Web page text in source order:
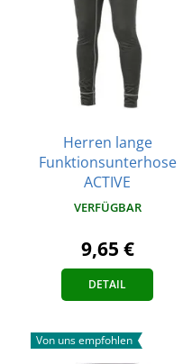
Herren lange
Funktionsunterhose
ACTIVE
VERFÜGBAR
9,65 €
DETAIL
Von uns empfohlen